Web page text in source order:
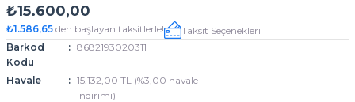
₺15.600,00
₺1.586,65 den başlayan taksitlerle!
Taksit Seçenekleri
Barkod
Kodu
8682193020311
Havale
15.132,00 TL (%3,00 havale
indirimi)